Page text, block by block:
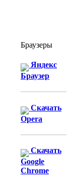
Браузеры
Яндекс
Браузер
Скачать
Opera
Скачать
Google
Chrome